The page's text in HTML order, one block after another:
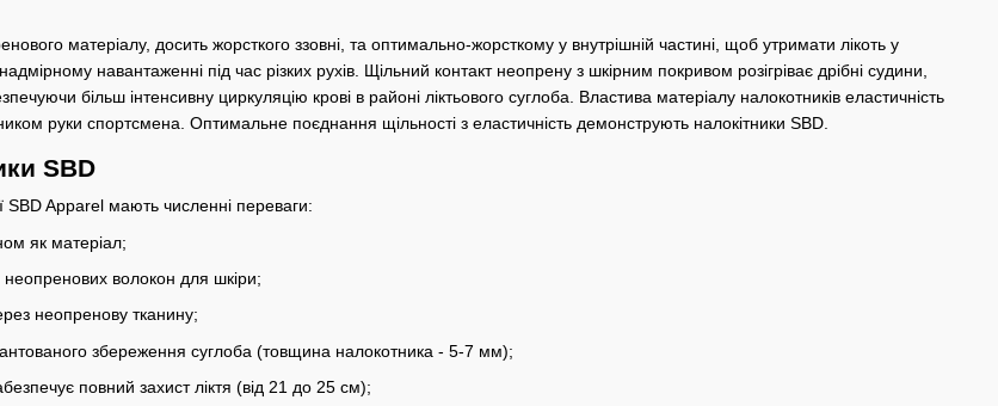
матеріалу, досить жорсткого ззовні, та оптимально-жорсткому у внутрішній частині, щоб утримати лікоть у
навантаженні під час різких рухів. Щільний контакт неопрену з шкірним покривом розігріває дрібні судини,
більш інтенсивну циркуляцію крові в районі ліктьового суглоба. Властива матеріалу налокотників еластичність
руки спортсмена. Оптимальне поєднання щільності з еластичність демонструють налокітники SBD.
SBD
SBD Apparel мають численні переваги:
як матеріал;
неопренових волокон для шкіри;
неопренову тканину;
збереження суглоба (товщина налокотника - 5-7 мм);
повний захист ліктя (від 21 до 25 см);